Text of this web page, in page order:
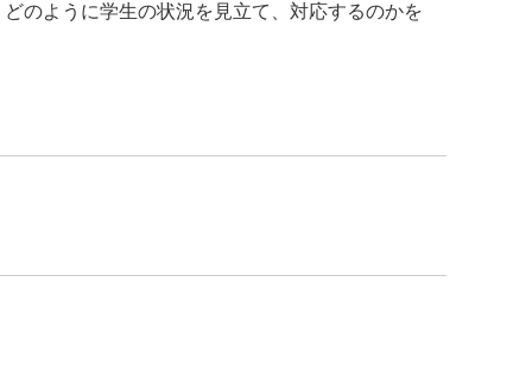
のように学生の状況を見立て、対応するのかを